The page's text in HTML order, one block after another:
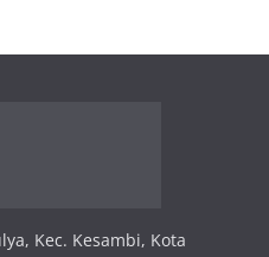
Kec. Kesambi, Kota